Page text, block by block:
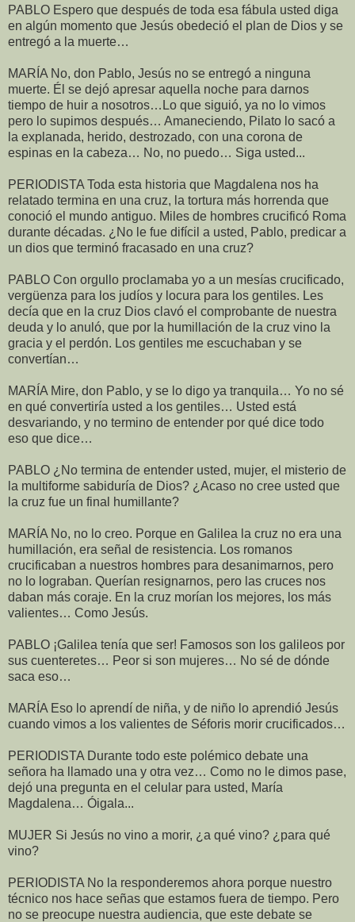
PABLO Espero que después de toda esa fábula usted diga
en algún momento que Jesús obedeció el plan de Dios y se
entregó a la muerte…
MARÍA No, don Pablo, Jesús no se entregó a ninguna
muerte. Él se dejó apresar aquella noche para darnos
tiempo de huir a nosotros…Lo que siguió, ya no lo vimos
pero lo supimos después… Amaneciendo, Pilato lo sacó a
la explanada, herido, destrozado, con una corona de
espinas en la cabeza… No, no puedo… Siga usted...
PERIODISTA Toda esta historia que Magdalena nos ha
relatado termina en una cruz, la tortura más horrenda que
conoció el mundo antiguo. Miles de hombres crucificó Roma
durante décadas. ¿No le fue difícil a usted, Pablo, predicar a
un dios que terminó fracasado en una cruz?
PABLO Con orgullo proclamaba yo a un mesías crucificado,
vergüenza para los judíos y locura para los gentiles. Les
decía que en la cruz Dios clavó el comprobante de nuestra
deuda y lo anuló, que por la humillación de la cruz vino la
gracia y el perdón. Los gentiles me escuchaban y se
convertían…
MARÍA Mire, don Pablo, y se lo digo ya tranquila… Yo no sé
en qué convertiría usted a los gentiles… Usted está
desvariando, y no termino de entender por qué dice todo
eso que dice…
PABLO ¿No termina de entender usted, mujer, el misterio de
la multiforme sabiduría de Dios? ¿Acaso no cree usted que
la cruz fue un final humillante?
MARÍA No, no lo creo. Porque en Galilea la cruz no era una
humillación, era señal de resistencia. Los romanos
crucificaban a nuestros hombres para desanimarnos, pero
no lo lograban. Querían resignarnos, pero las cruces nos
daban más coraje. En la cruz morían los mejores, los más
valientes… Como Jesús.
PABLO ¡Galilea tenía que ser! Famosos son los galileos por
sus cuenteretes… Peor si son mujeres… No sé de dónde
saca eso…
MARÍA Eso lo aprendí de niña, y de niño lo aprendió Jesús
cuando vimos a los valientes de Séforis morir crucificados…
PERIODISTA Durante todo este polémico debate una
señora ha llamado una y otra vez… Como no le dimos pase,
dejó una pregunta en el celular para usted, María
Magdalena… Óigala...
MUJER Si Jesús no vino a morir, ¿a qué vino? ¿para qué
vino?
PERIODISTA No la responderemos ahora porque nuestro
técnico nos hace señas que estamos fuera de tiempo. Pero
no se preocupe nuestra audiencia, que este debate se